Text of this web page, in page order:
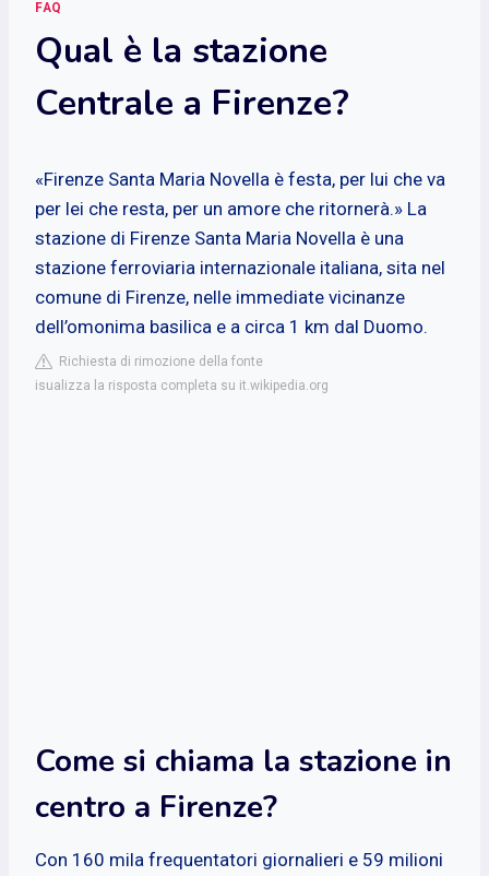
FAQ
Qual è la stazione
Centrale a Firenze?
«Firenze Santa Maria Novella è festa, per lui che va
per lei che resta, per un amore che ritornerà.» La
stazione di Firenze Santa Maria Novella è una
stazione ferroviaria internazionale italiana, sita nel
comune di Firenze, nelle immediate vicinanze
dell’omonima basilica e a circa 1 km dal Duomo.
Richiesta di rimozione della fonte
isualizza la risposta completa su it.wikipedia.org
Come si chiama la stazione in
centro a Firenze?
Con 160 mila frequentatori giornalieri e 59 milioni